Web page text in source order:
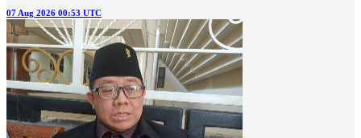
07 Aug 2026 00:53 UTC